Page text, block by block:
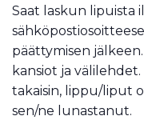
Saat laskun lipuista
päättymisen
kansiot ja
takaisin, lippu/liput
sen/ne lunastanut.